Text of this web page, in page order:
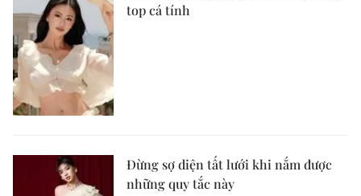
top cá tính
Đừng sợ diện tất lưới khi nắm được
những quy tắc này